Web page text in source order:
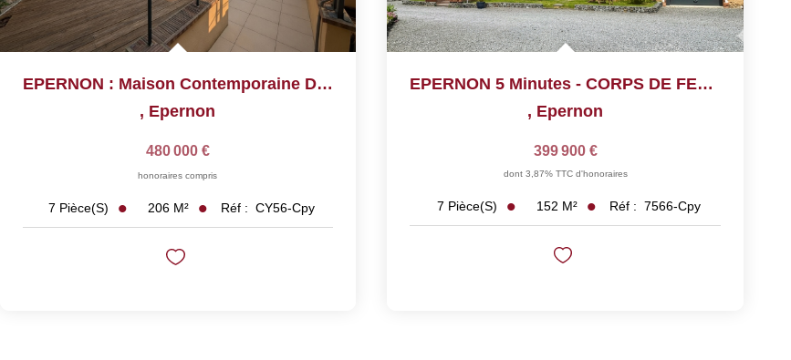
EPERNON : Maison Contemporaine De 2015 De 206.2 M²
, Epernon
480 000 €
honoraires compris
7 Pièce(s) 206 M² Réf : CY56-Cpy
EPERNON 5 Minutes - CORPS DE FERME
, Epernon
399 900 €
dont 3,87% TTC d'honoraires
7 Pièce(s) 152 M² Réf : 7566-Cpy